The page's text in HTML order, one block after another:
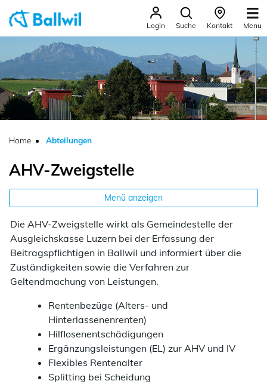
zur Startseite
Direkt zur Hauptnavigation
Direkt zum Inhalt
Direkt zur Suche
Direkt zum Stichwortverzeichnis
Ballwil
Login Suche Kontakt Menu
Home Abteilungen(ausgewählt)
AHV-Zweigstelle
Menü anzeigen
Die AHV-Zweigstelle wirkt als Gemeindestelle der
Ausgleichskasse Luzern bei der Erfassung der
Beitragspflichtigen in Ballwil und informiert über die
Zuständigkeiten sowie die Verfahren zur
Geltendmachung von Leistungen.
Rentenbezüge (Alters- und
Hinterlassenenrenten)
Hilflosenentschädigungen
Ergänzungsleistungen (EL) zur AHV und IV
Flexibles Rentenalter
Splitting bei Scheidung
Zugehörige Objekte